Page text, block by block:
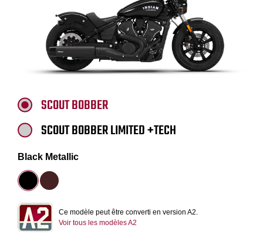
SCOUT BOBBER
SCOUT BOBBER LIMITED +TECH
Black Metallic
Ce modèle peut être converti en version A2.
Voir tous les modèles A2